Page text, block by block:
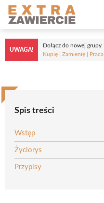
Przejdź
treści
UWAGA!
Dołącz do nowej grupy
Kupię | Zamienię | Praca
Spis treści
Wstęp
Życiorys
Przypisy